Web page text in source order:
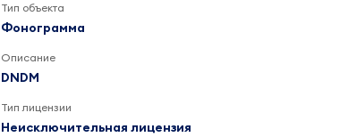
Тип объекта
Фонограмма
Описание
DNDM
Тип лицензии
Неисключительная лицензия